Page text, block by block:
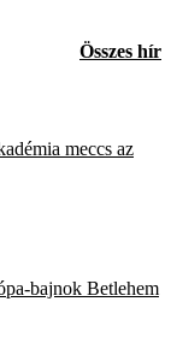
Összes hír
meccs az
bajnok Betlehem